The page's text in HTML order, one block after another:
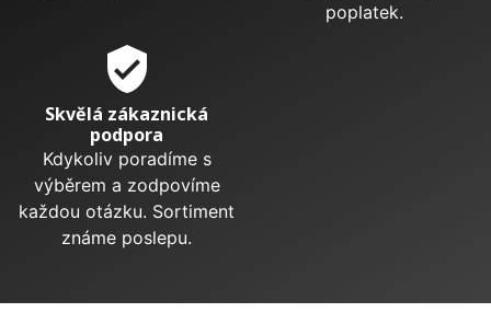
poplatek.
verified_user
Skvělá zákaznická
podpora
Kdykoliv poradíme s
výběrem a zodpovíme
každou otázku. Sortiment
známe poslepu.